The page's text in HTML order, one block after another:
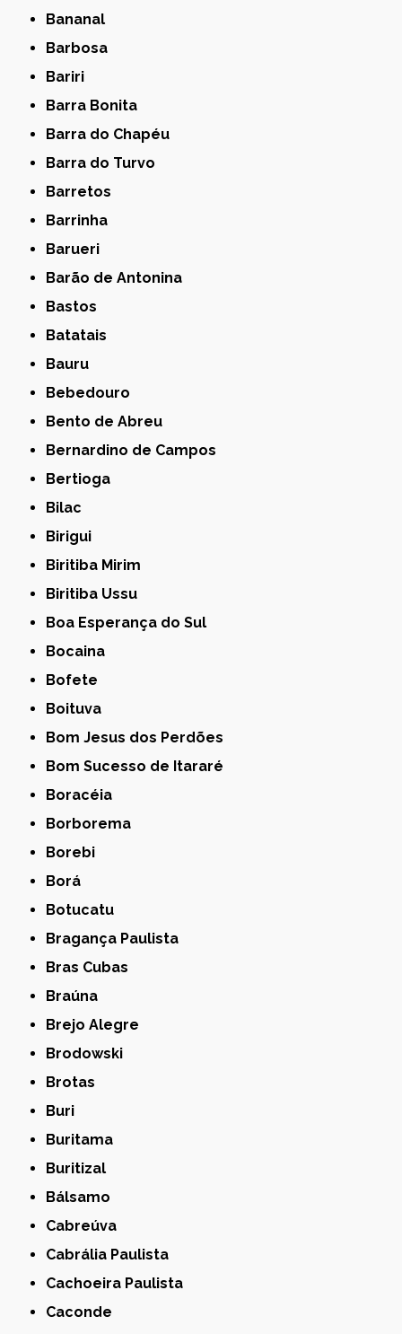
Bananal
Barbosa
Bariri
Barra Bonita
Barra do Chapéu
Barra do Turvo
Barretos
Barrinha
Barueri
Barão de Antonina
Bastos
Batatais
Bauru
Bebedouro
Bento de Abreu
Bernardino de Campos
Bertioga
Bilac
Birigui
Biritiba Mirim
Biritiba Ussu
Boa Esperança do Sul
Bocaina
Bofete
Boituva
Bom Jesus dos Perdões
Bom Sucesso de Itararé
Boracéia
Borborema
Borebi
Borá
Botucatu
Bragança Paulista
Bras Cubas
Braúna
Brejo Alegre
Brodowski
Brotas
Buri
Buritama
Buritizal
Bálsamo
Cabreúva
Cabrália Paulista
Cachoeira Paulista
Caconde